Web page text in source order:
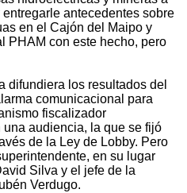
entregarle antecedentes sobre
en el Cajón del Maipo y
PHAM con este hecho, pero
difundiera los resultados del
comunicacional para
fiscalizador
audiencia, la que se fijó
de la Ley de Lobby. Pero
en su lugar
Silva y el jefe de la
Verdugo.